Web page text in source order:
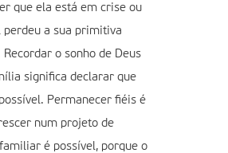
que ela está em crise ou
perdeu a sua primitiva
o sonho de Deus
significa declarar que
Permanecer fiéis é
num projeto de
é possível, porque o